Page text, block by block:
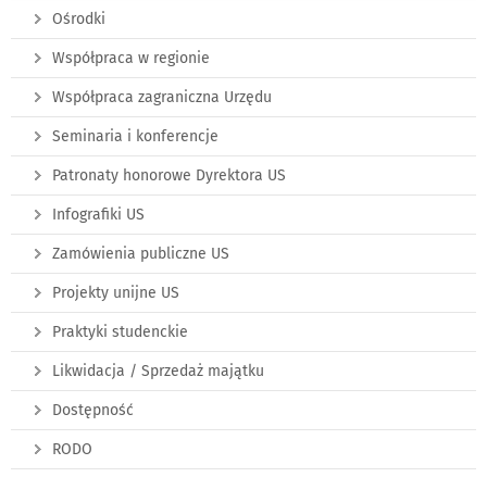
Ośrodki
Współpraca w regionie
Współpraca zagraniczna Urzędu
Seminaria i konferencje
Patronaty honorowe Dyrektora US
Infografiki US
Zamówienia publiczne US
Projekty unijne US
Praktyki studenckie
Likwidacja / Sprzedaż majątku
Dostępność
RODO